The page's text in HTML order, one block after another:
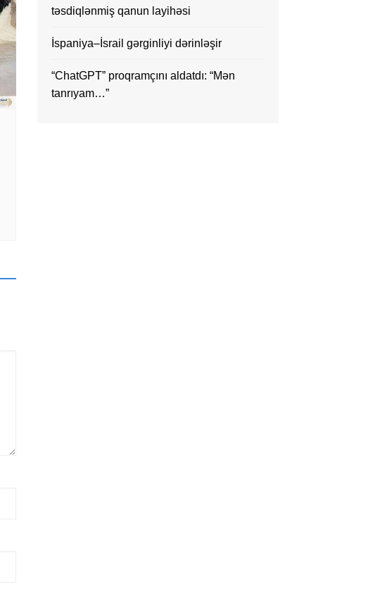
təsdiqlənmiş qanun layihəsi
İspaniya–İsrail gərginliyi dərinləşir
“ChatGPT” proqramçını aldatdı: “Mən
tanrıyam…”